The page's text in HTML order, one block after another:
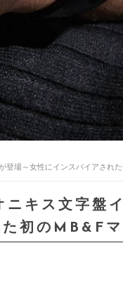
登場～女性にインスパイアされ
キス文字盤
初のMB&Fマ